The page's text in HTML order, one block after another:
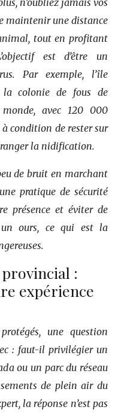
maintenir une distance
tout en profitant
est d’être un
Par exemple, l’île
la colonie de fous de
avec 120 000
à condition de rester sur
la nidification.
de bruit en marchant
pratique de sécurité
présence et éviter de
ours, ce qui est la
:
expérience
une question
: faut-il privilégier un
ou un parc du réseau
de plein air du
la réponse n’est pas